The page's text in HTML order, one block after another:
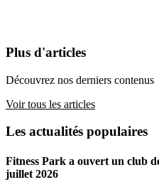
Plus d'articles
Découvrez nos derniers contenus
Voir tous les articles
Les actualités populaires
Fitness Park a ouvert un club
juillet 2026